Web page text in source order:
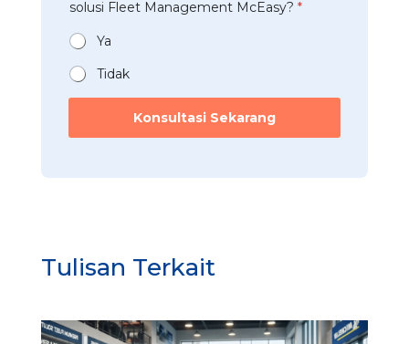
*
it
n
l
u
s
i
J
a
a
solusi Fleet Management McEasy? *
Ya
Tidak
Konsultasi Sekarang
Tulisan Terkait